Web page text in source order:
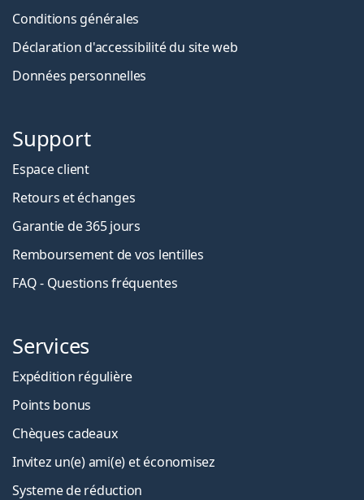
Conditions générales
Déclaration d'accessibilité du site web
Données personnelles
Support
Espace client
Retours et échanges
Garantie de 365 jours
Remboursement de vos lentilles
FAQ - Questions fréquentes
Services
Expédition régulière
Points bonus
Chèques cadeaux
Invitez un(e) ami(e) et économisez
Systeme de réduction